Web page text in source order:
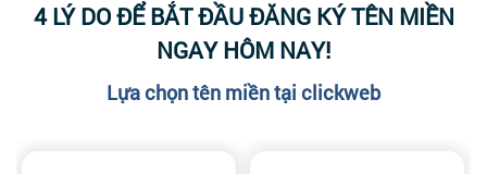
4 LÝ DO ĐỂ BẮT ĐẦU ĐĂNG KÝ TÊN MIỀN
NGAY HÔM NAY!
Lựa chọn tên miền tại clickweb